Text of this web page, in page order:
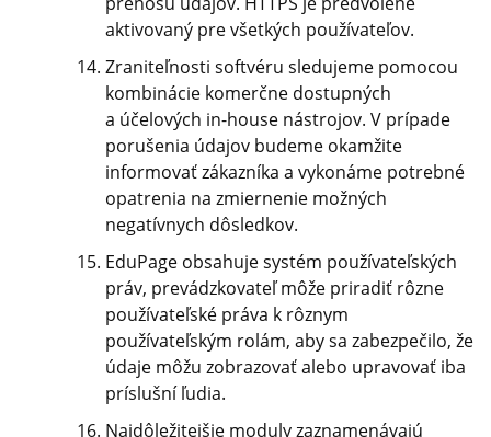
aktivovaný pre všetkých používateľov.
Zraniteľnosti softvéru sledujeme pomocou
kombinácie komerčne dostupných
a účelových in-house nástrojov. V prípade
porušenia údajov budeme okamžite
informovať zákazníka a vykonáme potrebné
opatrenia na zmiernenie možných
negatívnych dôsledkov.
EduPage obsahuje systém používateľských
práv, prevádzkovateľ môže priradiť rôzne
používateľské práva k rôznym
používateľským rolám, aby sa zabezpečilo, že
údaje môžu zobrazovať alebo upravovať iba
príslušní ľudia.
Najdôležitejšie moduly zaznamenávajú